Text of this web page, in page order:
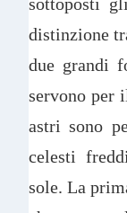
distinzione
due grandi
servono per
astri sono
celesti
sole. La